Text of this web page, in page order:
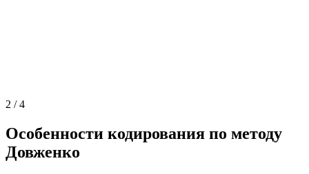
2 /4
Особенности кодирования по методу
Довженко